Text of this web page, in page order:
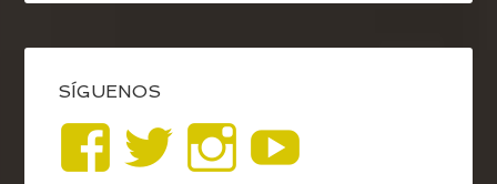
SÍGUENOS
VerVerVer